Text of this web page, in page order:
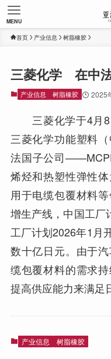
MENU
首页 产业信息 树脂橡胶
三菱化学 在中
产业信息 树脂橡胶 2025
三菱化学于4月8
三菱化学功能塑料
法国子公司
烯烃和热塑性弹性
用于电缆包覆材料
增生产线，中国工厂
工厂计划2026年1月
数十亿日元。由于
缆包覆材料的需求
提高供应能力来满足
产业信息 树脂橡胶